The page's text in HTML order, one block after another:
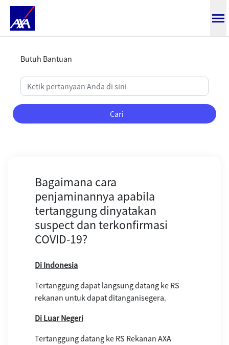
Butuh Bantuan
Cari
Bagaimana cara
penjaminannya apabila
tertanggung dinyatakan
suspect dan terkonfirmasi
COVID-19?
Di Indonesia
Tertanggung dapat langsung datang ke RS
rekanan untuk dapat ditanganisegera.
Di Luar Negeri
Tertanggung datang ke RS Rekanan AXA